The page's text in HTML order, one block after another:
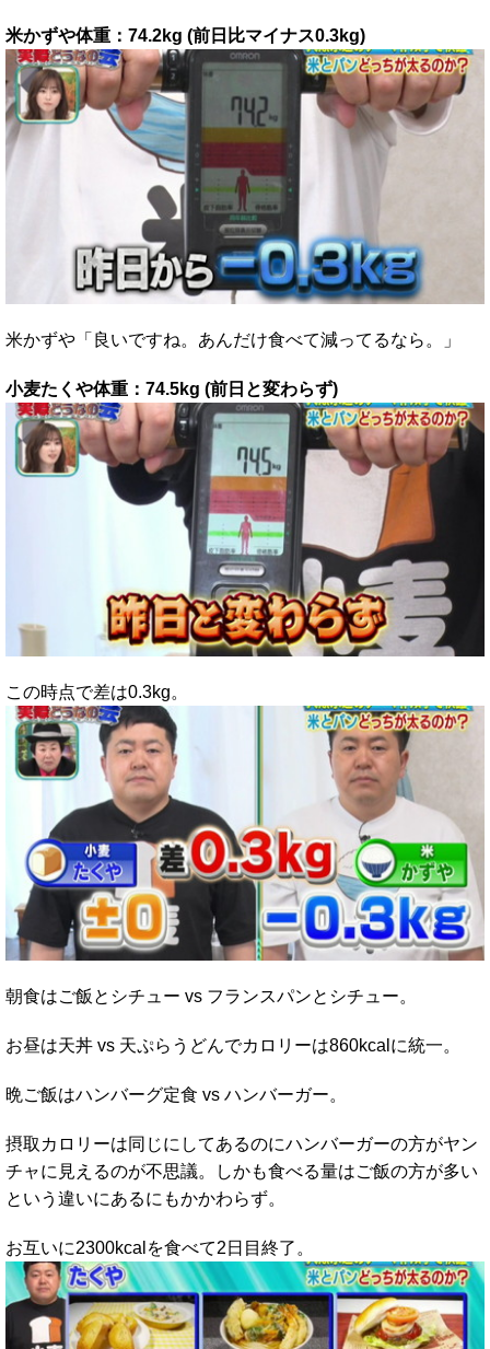
米かずや体重：74.2kg (前日比マイナス0.3kg)
米かずや「良いですね。あんだけ食べて減ってるなら。」
小麦たくや体重：74.5kg (前日と変わらず)
この時点で差は0.3kg。
朝食はご飯とシチュー vs フランスパンとシチュー。
お昼は天丼 vs 天ぷらうどんでカロリーは860kcalに統一。
晩ご飯はハンバーグ定食 vs ハンバーガー。
摂取カロリーは同じにしてあるのにハンバーガーの方がヤン
チャに見えるのが不思議。しかも食べる量はご飯の方が多い
という違いにあるにもかかわらず。
お互いに2300kcalを食べて2日目終了。